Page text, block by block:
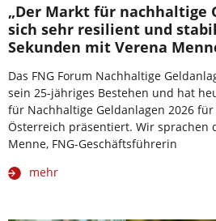
„Der Markt für nachhaltige
sich sehr resilient und
Sekunden mit Verena
Das FNG Forum Nachhaltige
sein 25-jähriges Bestehen und hat
für Nachhaltige Geldanlagen 2026
Österreich präsentiert. Wir sprachen
Menne, FNG-Geschäftsführerin
mehr